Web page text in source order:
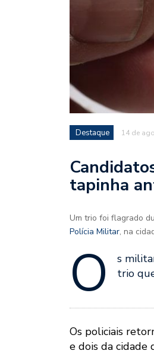
Destaque 14 de
tapinha
Um trio foi flagrado
Polícia Militar, na
O
s
trio
Os policiais
e dois da cidade